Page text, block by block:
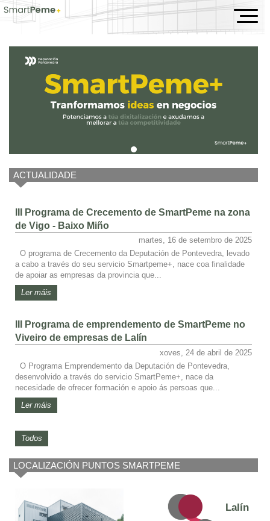
Inicio
ACTUALIDADE
III Programa de Crecemento de SmartPeme na zona
de Vigo - Baixo Miño
martes, 16 de setembro de 2025
O programa de Crecemento da Deputación de Pontevedra, levado
a cabo a través do seu servicio Smartpeme+, nace coa finalidade
de apoiar as empresas da provincia que...
Ler máis
III Programa de emprendemento de SmartPeme no
Viveiro de empresas de Lalín
xoves, 24 de abril de 2025
O Programa Emprendemento da Deputación de Pontevedra,
desenvolvido a través do servicio SmartPeme+, nace da
necesidade de ofrecer formación e apoio ás persoas que...
Ler máis
Todos
LOCALIZACIÓN PUNTOS SMARTPEME
Lalín